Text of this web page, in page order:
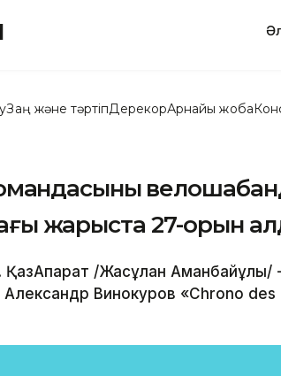
Заң және тәртіпДерекқорАрнайы жоба
жарыста 27-орын
ҚазАқпарат /Жасұлан
Винокуров «Chrono